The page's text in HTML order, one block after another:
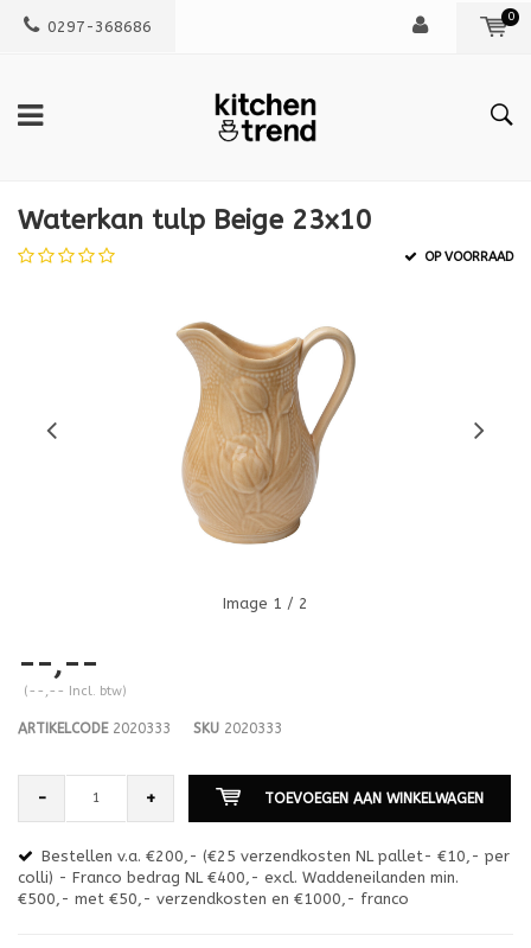
0297-368686
0
Waterkan tulp Beige 23x10
OP VOORRAAD
Image 1 / 2
--,--
(--,-- Incl. btw)
ARTIKELCODE2020333 SKU 2020333
- + TOEVOEGEN AAN WINKELWAGEN
Bestellen v.a. €200,- (€25 verzendkosten NL pallet- €10,- per
colli) - Franco bedrag NL €400,- excl. Waddeneilanden min.
€500,- met €50,- verzendkosten en €1000,- franco